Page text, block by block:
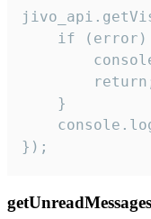
if (error)
    }
});